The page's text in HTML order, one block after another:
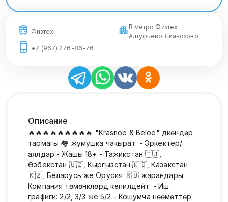
Физтех
В метро Физтех
Алтуфьево Лианозово
+7 (967) 276-86-76
Описание
🔥🔥🔥🔥🔥🔥🔥🔥🔥 "Krasnoe & Beloe" дүкөндөр
тармагы 🏘 жумушка чакырат: - Эркектер/
аялдар - Жашы 18+ - Тажикстан 🇹🇯,
Өзбекстан 🇺🇿, Кыргызстан 🇰🇬, Казакстан
🇰🇿, Беларусь же Орусия 🇷🇺 жарандары
Компания төмөнкүлөрдү кепилдейт: - Иш
графиги: 2/2, 3/3 же 5/2 - Кошумча нөөмөттөр